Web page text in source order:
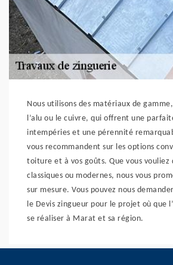
Nous utilisons des matériaux de
l’alu ou le cuivre, qui offrent une
intempéries et une pérennité
vous recommandent sur les options
toiture et à vos goûts. Que vous vouliez
classiques ou modernes, nous vous
sur mesure. Vous pouvez nous
le Devis zingueur pour le projet où que
se réaliser à Marat et sa région.